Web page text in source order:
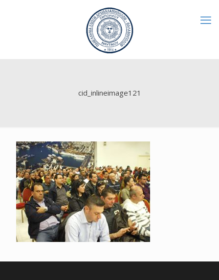
cid_inlineimage121